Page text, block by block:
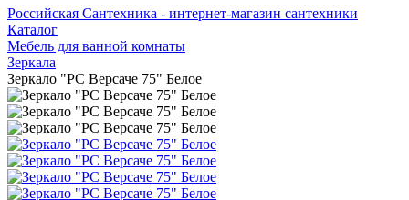
Российская Сантехника - интернет-магазин сантехники
Каталог
Мебель для ванной комнаты
Зеркала
Зеркало "РС Версаче 75" Белое